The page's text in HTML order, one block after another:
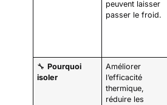
peuvent laisser
passer le froid.
🔧Pourquoi
isoler
Améliorer
l’efficacité
thermique,
réduire les